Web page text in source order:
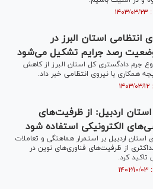
استان البرز در
وضعیت رصد جرایم تشکیل می‌شود
جرم دادگستری کل استان البرز از کاهش
اردبیل: از ظرفیت‌های
الکترونیکی استفاده شود
اردبیل بر استمرار هماهنگی و تعاملات
از ظرفیت‌های فناوری‌های نوین در
تاکید کرد.